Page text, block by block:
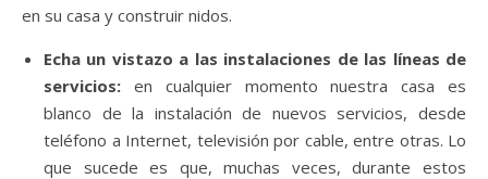
en su casa y construir nidos.
Echa un vistazo a las instalaciones de las líneas de
servicios: en cualquier momento nuestra casa es
blanco de la instalación de nuevos servicios, desde
teléfono a Internet, televisión por cable, entre otras. Lo
que sucede es que, muchas veces, durante estos